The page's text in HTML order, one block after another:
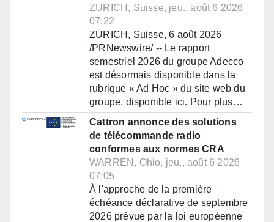
ZURICH, Suisse, jeu., août 6 2026
07:22
ZURICH, Suisse, 6 août 2026
/PRNewswire/ -- Le rapport
semestriel 2026 du groupe Adecco
est désormais disponible dans la
rubrique « Ad Hoc » du site web du
groupe, disponible ici. Pour plus…
Cattron annonce des solutions
de télécommande radio
conformes aux normes CRA
WARREN, Ohio, jeu., août 6 2026
07:05
À l'approche de la première
échéance déclarative de septembre
2026 prévue par la loi européenne